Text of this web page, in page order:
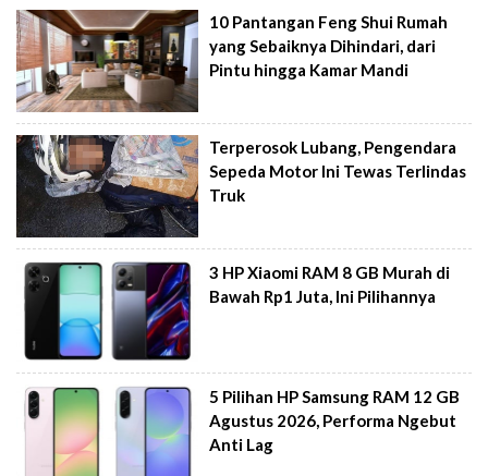
10 Pantangan Feng Shui Rumah
yang Sebaiknya Dihindari, dari
Pintu hingga Kamar Mandi
Terperosok Lubang, Pengendara
Sepeda Motor Ini Tewas Terlindas
Truk
3 HP Xiaomi RAM 8 GB Murah di
Bawah Rp1 Juta, Ini Pilihannya
5 Pilihan HP Samsung RAM 12 GB
Agustus 2026, Performa Ngebut
Anti Lag